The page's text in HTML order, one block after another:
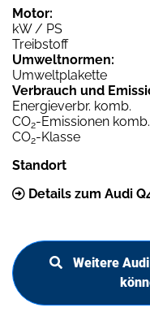
Motor:
kW / PS
Treibstoff
Umweltnormen:
Umweltplakette
Verbrauch und
Energieverbr. komb.
CO2-Emissionen komb.
CO2-Klasse
Standort
Details zum Audi
Weitere